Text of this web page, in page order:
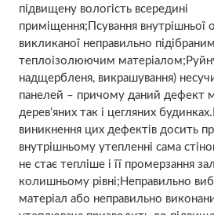
підвищену вологість всередині
приміщення;Псування внутрішньої
викликаної неправильно підібраним
теплоізолюючим
надщербленя, викрашування)
панелей – причому даний дефект
дерев’яних так і цегляних
виникнення цих дефектів досить
внутрішньому утепленні сама
не стає тепліше і її промерзання
колишньому рівні;Неправильно
матеріал або неправильно